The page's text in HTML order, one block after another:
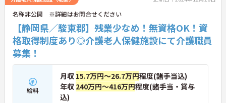
名称非公開 ※詳細はお問合せください
【静岡県／駿東郡】残業少なめ！無資格OK！資
格取得制度あり◎介護老人保健施設にて介護職員
募集！
給料
月収 15.7万円～26.7万円程度(諸手当込)
年収 240万円～416万円程度(諸手当・賞与
込)